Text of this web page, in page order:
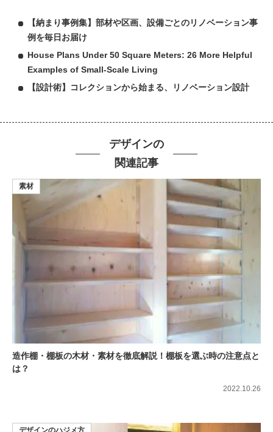
【納まり事例集】部材や区画、設備ごとのリノベーション事
例を毎日お届け
House Plans Under 50 Square Meters: 26 More Helpful
Examples of Small-Scale Living
【設計術】コレクションから始まる、リノベーション設計
デザインの
関連記事
造作棚・棚板の木材・素材を徹底解説！棚板を選ぶ時の注意点と
は？
素材
2022.10.26
デザインのハジメ方